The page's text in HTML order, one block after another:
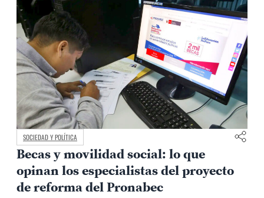
SOCIEDAD Y POLÍTICA
Becas y movilidad social: lo que
opinan los especialistas del proyecto
de reforma del Pronabec